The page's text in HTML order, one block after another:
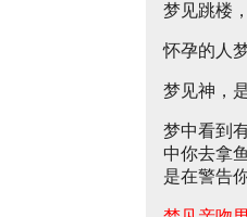
梦见跳楼
怀孕的人
梦见神，
梦中看到
中你去拿
是在警告